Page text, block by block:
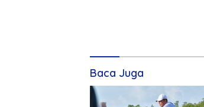
Baca Juga